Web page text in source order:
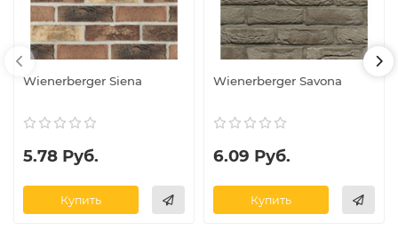
Wienerberger Siena
5.78 Руб.
Купить
Wienerberger Savona
6.09 Руб.
Купить